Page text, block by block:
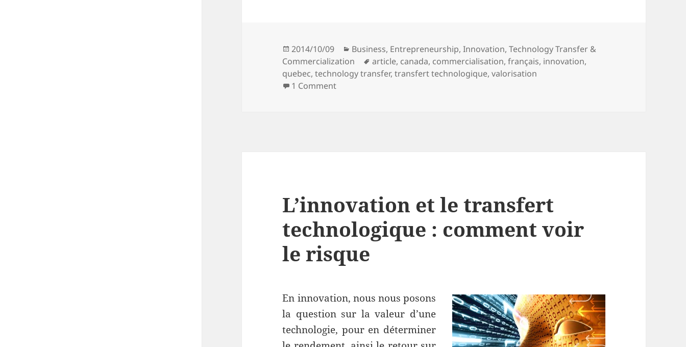
Posted
on
2014/10/09 Categories
Business, Entrepreneurship,Innovation,Technology Transfer &
Commercialization
Tags
article, canada, commercialisation,français, innovation,
quebec,technology transfer,transfert technologique,valorisation
1 Comment
L’innovation et le transfert
technologique : comment voir
le risque
En innovation, nous nous posons
la question sur la valeur d’une
technologie, pour en déterminer